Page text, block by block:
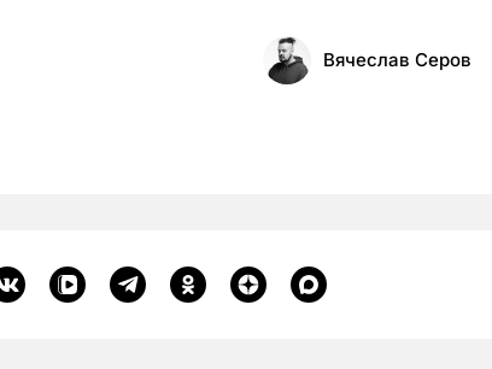
Вячеслав Серов